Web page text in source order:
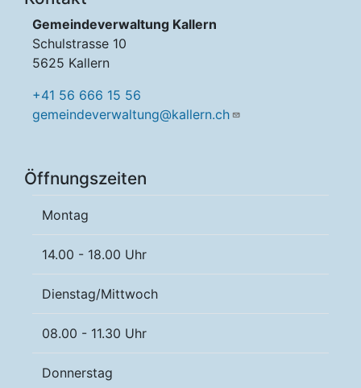
Gemeindeverwaltung Kallern
Schulstrasse 10
5625 Kallern
+41 56 666 15 56
gemeindeverwaltung@kallern.ch
Öffnungszeiten
Montag
14.00 - 18.00 Uhr
Dienstag/Mittwoch
08.00 - 11.30 Uhr
Donnerstag